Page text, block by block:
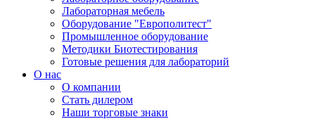
Лабораторная мебель
Оборудование "Европолитест"
Промышленное оборудование
Методики Биотестирования
Готовые решения для лабораторий
О нас
О компании
Стать дилером
Наши торговые знаки